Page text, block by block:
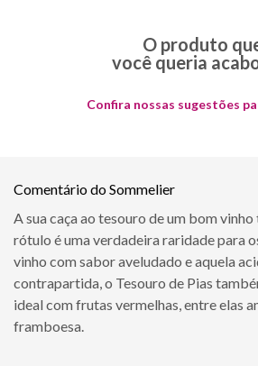
O produto
você queria
Confira nossas sugestões
Comentário do Sommelier
A sua caça ao tesouro de um bom
rótulo é uma verdadeira raridade para
vinho com sabor aveludado e aquela
contrapartida, o Tesouro de Pias
ideal com frutas vermelhas, entre elas
framboesa.